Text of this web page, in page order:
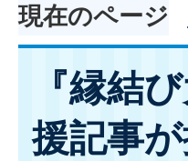
現在のページ
『縁結
援記事